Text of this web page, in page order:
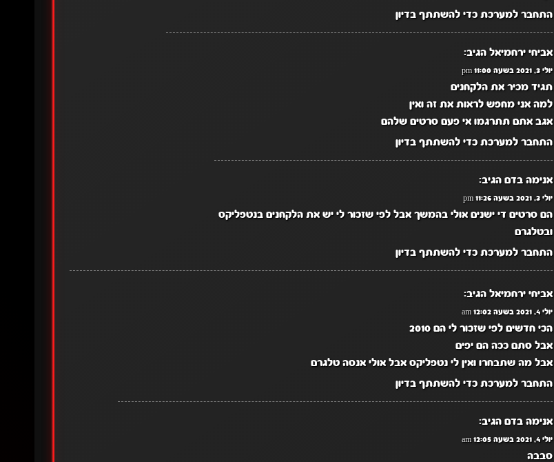
התחבר למערכת כדי להשתתף בדיון
אביחי ירחמיאל הגיב:
יולי 3, 2021 בשעה 11:00 pm
תגיד מכיר את הלקחנים
למה אני מחפש לראות את זה ואין
אגב אתם תתרגמו אי פעם סרטים שלהם
התחבר למערכת כדי להשתתף בדיון
אנימה בדם הגיב:
יולי 3, 2021 בשעה 11:26 pm
הם סרטים די ישנים אולי בהמשך אבל לפי שזכור לי יש את הלקחנים בנטפליקס
ובטלגרם
התחבר למערכת כדי להשתתף בדיון
אביחי ירחמיאל הגיב:
יולי 4, 2021 בשעה 12:02 am
הכי חדשים לפי שזכור לי הם 2010
אבל סתם ככה הם יפים
אבל מה שתבחרו ואין לי נטפליקס אבל אולי אנסה טלגרם
התחבר למערכת כדי להשתתף בדיון
אנימה בדם הגיב:
יולי 4, 2021 בשעה 12:05 am
סבבה